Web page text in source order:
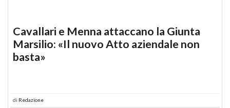
Cavallari e Menna attaccano la Giunta
Marsilio: «Il nuovo Atto aziendale non
basta»
di Redazione